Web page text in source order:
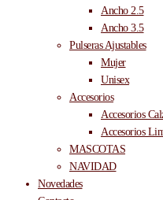
Ancho 2.5
Ancho 3.5
Pulseras Ajustables
Mujer
Unisex
Accesorios
Accesorios
Accesorios
MASCOTAS
NAVIDAD
Novedades